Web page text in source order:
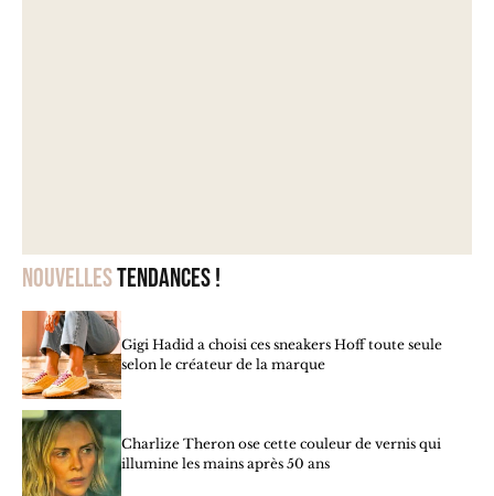
Nouvellestendances !
Gigi Hadid a choisi ces sneakers Hoff toute seule
selon le créateur de la marque
Charlize Theron ose cette couleur de vernis qui
illumine les mains après 50 ans